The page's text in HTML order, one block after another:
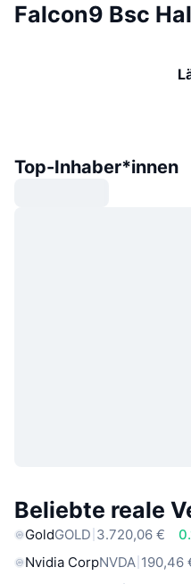
Falcon9 Bsc
Top-Inhaber*innen
Beliebte reale
GoldGOLD 3.720,06 €
Nvidia CorpNVDA 190,46